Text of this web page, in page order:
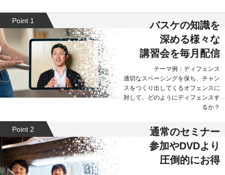
Point 1
バスケの知識を
深める様々な
講習会を毎月配信
テーマ例：ディフェンス
適切なスペーシングを保ち、チャン
スをつくり出してくるオフェンスに
対して、どのようにディフェンスす
るか？
Point 2
通常のセミナー
参加やDVDより
圧倒的にお得